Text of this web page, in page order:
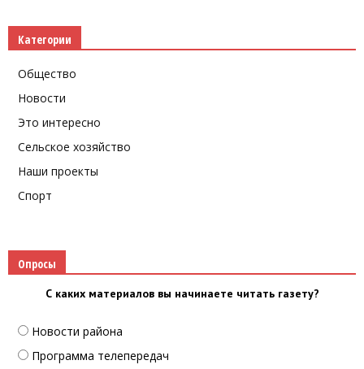
Категории
Общество
Новости
Это интересно
Сельское хозяйство
Наши проекты
Спорт
Опросы
С каких материалов вы начинаете читать газету?
Новости района
Программа телепередач